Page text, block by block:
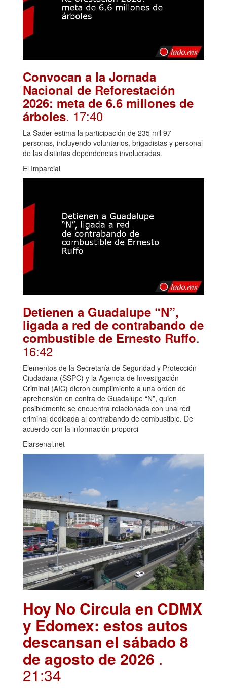
Convocan a la Jornada
Nacional de Reforestación
2026: meta de 6.6 millones de
árboles. 17:40
La Sader estima la participación de 235 mil 97
personas, incluyendo voluntarios, brigadistas y personal
de las distintas dependencias involucradas.
El Imparcial
Detienen a Guadalupe “N”,
ligada a red de contrabando de
combustible de Ernesto Ruffo.
16:42
Elementos de la Secretaría de Seguridad y Protección
Ciudadana (SSPC) y la Agencia de Investigación
Criminal (AIC) dieron cumplimiento a una orden de
aprehensión en contra de Guadalupe “N”, quien
posiblemente se encuentra relacionada con una red
criminal dedicada al contrabando de combustible. De
acuerdo con la información proporci
Elarsenal.net
Hoy No Circula en CDMX
y Edomex: estos autos
descansan el sábado 8
de agosto de 2026 .
21:34